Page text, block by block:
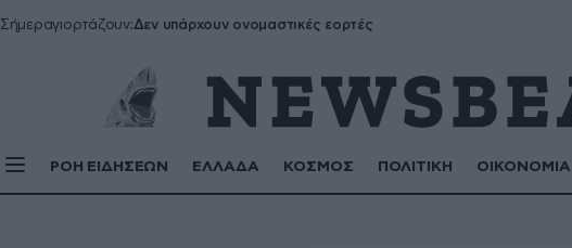
Σήμεραγιορτάζουν:Δεν υπάρχουν ονομαστικές εορτές
ΡΟΗ ΕΙΔΗΣΕΩΝ ΕΛΛΑΔΑ ΚΟΣΜΟΣ ΠΟΛΙΤΙΚΗ ΟΙΚΟΝΟΜΙΑ